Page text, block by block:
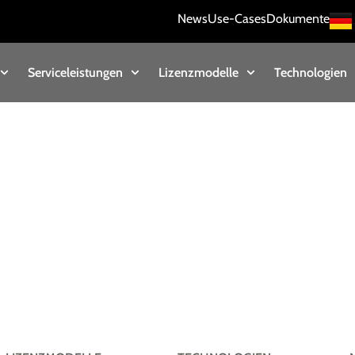
NewsUse-CasesDokumente
Serviceleistungen Lizenzmodelle Technologien